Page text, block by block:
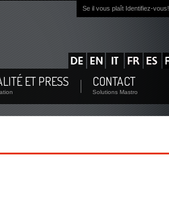
oublié?
Se il vous plaît Identifiez-vous!
ET PRESS CONTACT
Solutions Mastro